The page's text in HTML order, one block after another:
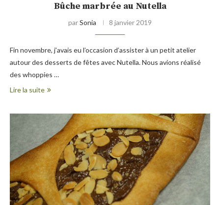
Bûche marbrée au Nutella
parSonia 8 janvier 2019
Fin novembre, j’avais eu l’occasion d’assister à un petit atelier
autour des desserts de fêtes avec Nutella. Nous avions réalisé
des whoppies …
Lire la suite